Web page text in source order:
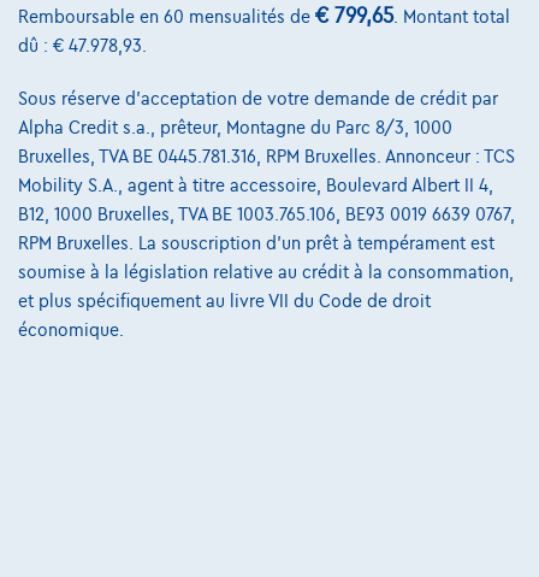
Remboursable en 60 mensualités de € 799,65. Montant total
dû : € 47.978,93.
Sous réserve d'acceptation de votre demande de crédit par
Alpha Credit s.a., prêteur, Montagne du Parc 8/3, 1000
Bruxelles, TVA BE 0445.781.316, RPM Bruxelles. Annonceur : TCS
Mobility S.A., agent à titre accessoire, Boulevard Albert II 4,
B12, 1000 Bruxelles, TVA BE 1003.765.106, BE93 0019 6639 0767,
RPM Bruxelles. La souscription d'un prêt à tempérament est
soumise à la législation relative au crédit à la consommation,
et plus spécifiquement au livre VII du Code de droit
économique.